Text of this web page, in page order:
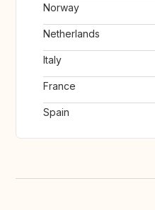
Norway
Netherlands
Italy
France
Spain